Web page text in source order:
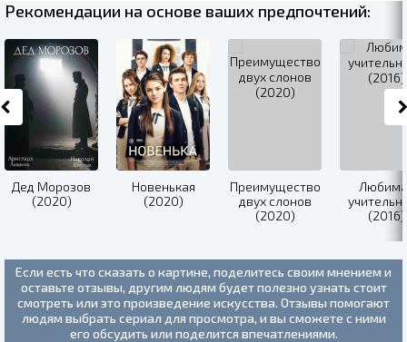
Рекомендации на основе ваших предпочтений:
Дед Морозов
(2020)
Новенькая
(2020)
Преимущество
двух слонов
(2020)
(2016)
Если есть что сказать о картине, поделитесь своим мнением и
оставьте отзывы, другим людям будет полезно узнать стоит
смотреть или это произведение искусства. Отзывы помогают
людям выбрать сериал для просмотра, и вы сможете с ними
его обсудить или поделится впечатлениями.